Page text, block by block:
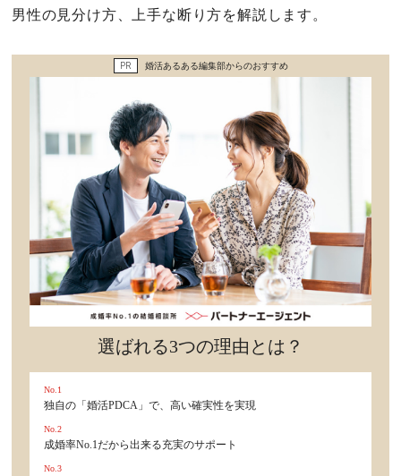
不倫・だめ男
心の処方箋
カルチャー・トレンド・芸能
男性の見分け方、上手な断り方を解説します。
PR 婚活あるある編集部からのおすすめ
選ばれる3つの理由とは？
No.1
独自の「婚活PDCA」で、高い確実性を実現
No.2
成婚率No.1だから出来る充実のサポート
No.3